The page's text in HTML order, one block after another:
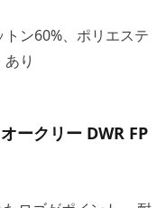
ン60%、ポリエステ
り
ークリー DWR FP